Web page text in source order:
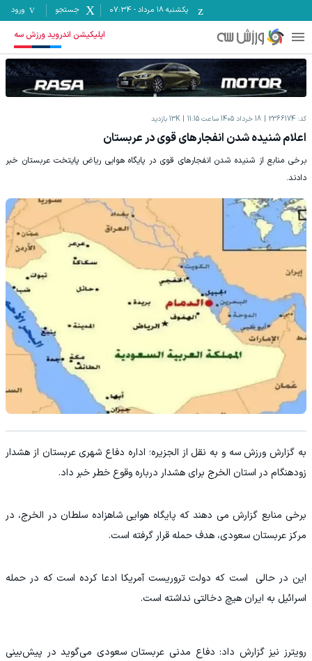
یکشنبه ۱۸ مرداد -
07:34 جستجو ورود
اپلیکیشن اندروید ورزش سه
کد: 2366174 18 خرداد 1405 ساعت 11:15 13K بازدید
اعلام شنیده شدن انفجارهای قوی در عربستان
برخی منابع از شنیده شدن انفجارهای قوی در پایگاه هوایی ریاض پایتخت عربستان خبر
دادند.
به گزارش ورزش سه و به نقل از الجزیره؛ اداره دفاع شهری عربستان از هشدار
زودهنگام در استان الخرج برای هشدار درباره وقوع خطر خبر داد.
برخی منابع گزارش می دهند که پایگاه هوایی شاهزاده سلطان در الخرج، در
مرکز عربستان سعودی، هدف حمله قرار گرفته است.
این در حالی است که دولت تروریست آمریکا ادعا کرده است که در حمله
اسرائیل به ایران هیچ دخالتی نداشته است.
رویترز نیز گزارش داد: دفاع مدنی عربستان سعودی می‌گوید در پیش‌بینی